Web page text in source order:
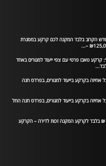
הקרוב בלבד המקנה לכם קרקע במסגרת
טאבו פרטי עם צפי ייעוד למגורים באחד
אחיזה בקרקע בייעוד למגורים, בפרדס חנה
אחיזה בקרקע בייעוד למגורים, בפרדס חנה החל
שלב ב׳ בפרויקט פארק צפון חדרה יצא לדרך: 290,000 ₪ בלבד לקרקע המקנה זכות לדירה – הקרקע